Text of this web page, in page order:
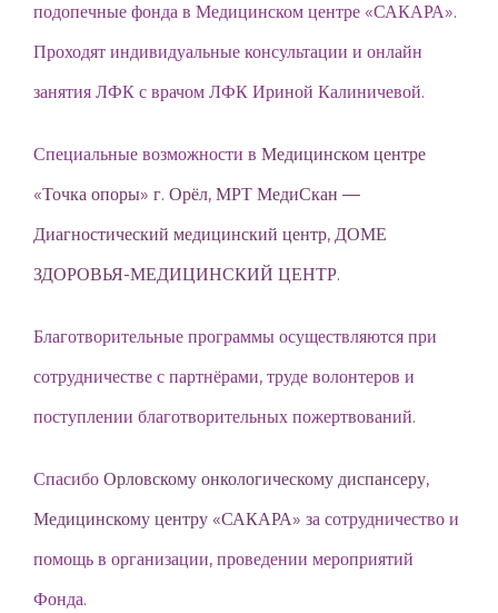
подопечные фонда в Медицинском центре «САКАРА».
Проходят индивидуальные консультации и онлайн
занятия ЛФК с врачом ЛФК Ириной Калиничевой.
Специальные возможности в Медицинском центре
«Точка опоры» г. Орёл, МРТ МедиСкан —
Диагностический медицинский центр, ДОМЕ
ЗДОРОВЬЯ-МЕДИЦИНСКИЙ ЦЕНТР.
Благотворительные программы осуществляются при
сотрудничестве с партнёрами, труде волонтеров и
поступлении благотворительных пожертвований.
Спасибо Орловскому онкологическому диспансеру,
Медицинскому центру «САКАРА» за сотрудничество и
помощь в организации, проведении мероприятий
Фонда.